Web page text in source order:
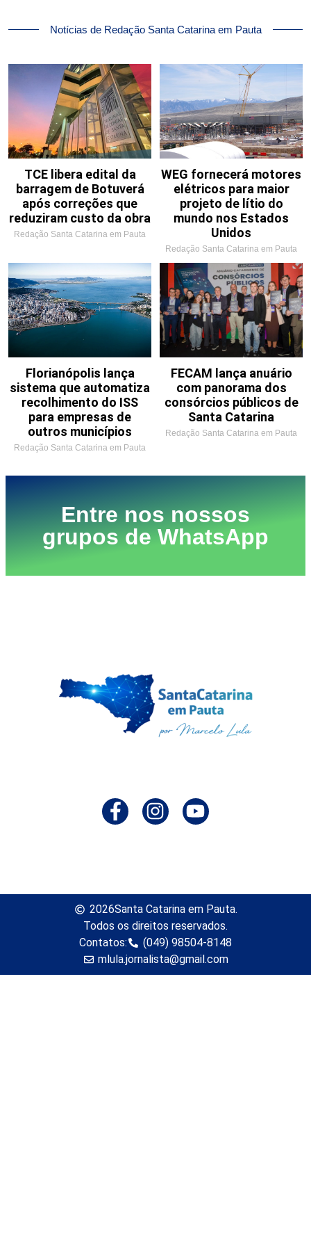
Notícias de Redação Santa Catarina em Pauta
TCE libera edital da
barragem de Botuverá
após correções que
reduziram custo da obra
Redação Santa Catarina em Pauta
WEG fornecerá motores
elétricos para maior
projeto de lítio do
mundo nos Estados
Unidos
Redação Santa Catarina em Pauta
Florianópolis lança
sistema que automatiza
recolhimento do ISS
para empresas de
outros municípios
Redação Santa Catarina em Pauta
FECAM lança anuário
com panorama dos
consórcios públicos de
Santa Catarina
Redação Santa Catarina em Pauta
Entre nos nossos
grupos de WhatsApp
2026Santa Catarina em Pauta.
Todos os direitos reservados.
Contatos:
(049) 98504-8148
mlula.jornalista@gmail.com